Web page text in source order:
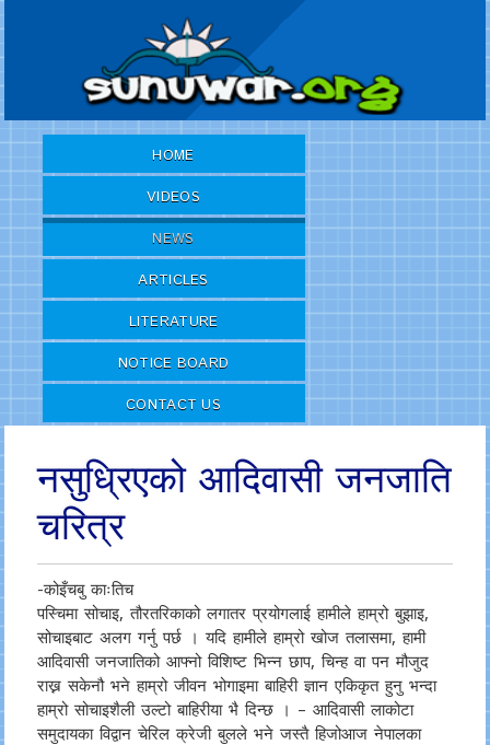
HOME
VIDEOS
NEWS
ARTICLES
LITERATURE
NOTICE BOARD
CONTACT US
नसुध्रिएको आदिवासी जनजाति
चरित्र
-कोइँचबु काःतिच
पस्चिमा सोचाइ, तौरतरिकाको लगातर प्रयोगलाई हामीले हाम्रो बुझाइ,
सोचाइबाट अलग गर्नु पर्छ । यदि हामीले हाम्रो खोज तलासमा, हामी
आदिवासी जनजातिको आफ्नो विशिष्ट भिन्न छाप, चिन्ह वा पन मौजुद
राख्न सकेनौ भने हाम्रो जीवन भोगाइमा बाहिरी ज्ञान एकिकृत हुनु भन्दा
हाम्रो सोचाइशैली उल्टो बाहिरीया भै दिन्छ । – आदिवासी लाकोटा
समुदायका विद्वान चेरिल क्रेजी बुलले भने जस्तै हिजोआज नेपालका